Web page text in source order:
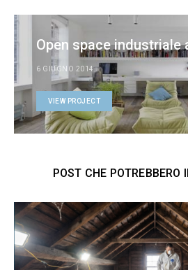
Open space industriale
6 GIUGNO 2014
VIEW PROJECT
POST CHE POTREBBERO